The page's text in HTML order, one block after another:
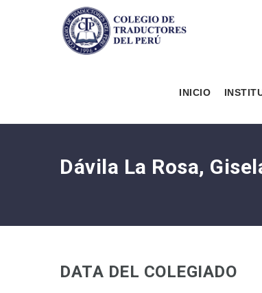
INICIO
Dávila La Rosa,
DATA DEL COLEGIADO